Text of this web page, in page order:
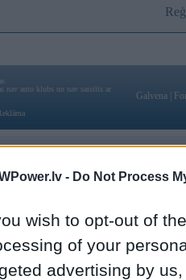
- Do Not Process
wish to opt-out of
of your
advertising by
nav auto klubs un nav saistīts ar
Galvena